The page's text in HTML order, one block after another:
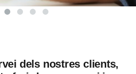
dels nostres clients,